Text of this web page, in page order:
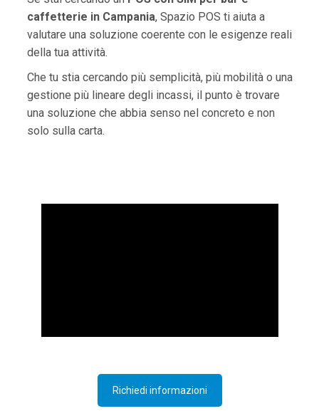
caffetterie in Campania, Spazio POS ti aiuta a
valutare una soluzione coerente con le esigenze reali
della tua attività.
Che tu stia cercando più semplicità, più mobilità o una
gestione più lineare degli incassi, il punto è trovare
una soluzione che abbia senso nel concreto e non
solo sulla carta.
Richiedi informazioni